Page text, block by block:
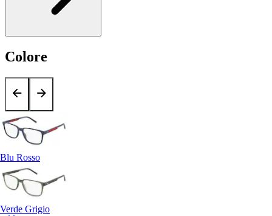
Colore
Blu Rosso
Verde Grigio